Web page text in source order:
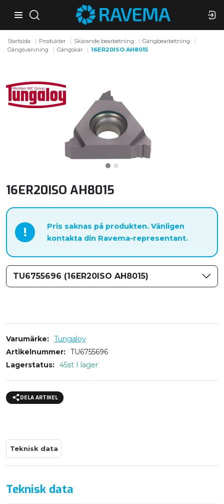
Startsida Produkter Skärande bearbetning
Gängbearbetning
Gängsvarvning
Gängskär 16ER20ISO AH8015
16ER20ISO AH8015
!
Pris saknas på produkten. Vänligen
kontakta din Ravema-representant.
TU6755696 (16ER20ISO AH8015)
Varumärke
Tungaloy
Artikelnummer
TU6755696
Lagerstatus
45st I lager
DELA ARTIKEL
Teknisk data
Teknisk data